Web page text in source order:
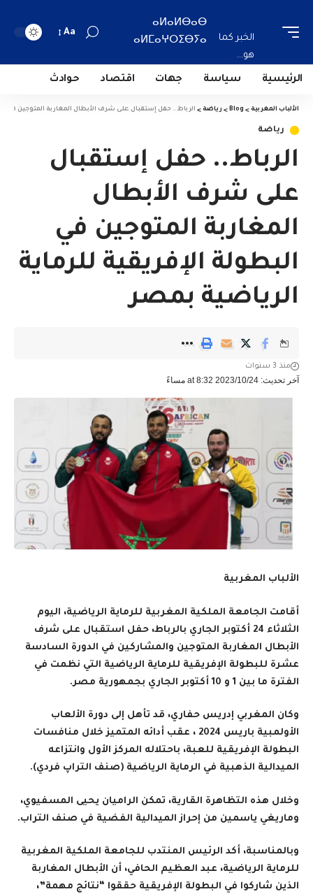
الخبر كما
هو...
ⴰⵍⴰⵍⴱⴰⴱ
ⴰⵍⵎⴰⵖⵔⵉⴱⵢⴰ
Aa
الرئيسية سياسة جهات اقتصاد حوادث
الألباب المغربية >
Blog
> رياضة > الرباط.. حفل إستقبال على شرف الأبطال المغاربة المتوجين في
رياضة
الرباط.. حفل إستقبال
على شرف الأبطال
المغاربة المتوجين في
البطولة الإفريقية للرماية
الرياضية بمصر
آخر تحديث: 2023/10/24 at 8:32 مساءً
منذ 3 سنوات
الألباب المغربية
أقامت الجامعة الملكية المغربية للرماية الرياضية، اليوم
الثلاثاء 24 أكتوبر الجاري بالرباط، حفل استقبال على شرف
الأبطال المغاربة المتوجين والمشاركين في الدورة السادسة
عشرة للبطولة الإفريقية للرماية الرياضية التي نظمت في
الفترة ما بين 1 و 10 أكتوبر الجاري بجمهورية مصر.
وكان المغربي إدريس حفاري، قد تأهل إلى دورة الألعاب
الأولمبية باريس 2024 ، عقب أدائه المتميز خلال منافسات
البطولة الإفريقية للعبة، باحتلاله المركز الأول وانتزاعه
الميدالية الذهبية في الرماية الرياضية (صنف التراپ فردي).
وخلال هذه التظاهرة القارية، تمكن الراميان يحيى المسفيوي،
وماريغي ياسمين من إحراز الميدالية الفضية في صنف التراب.
وبالمناسبة، أكد الرئيس المنتدب للجامعة الملكية المغربية
للرماية الرياضية، عبد العظيم الحافي، أن الأبطال المغاربة
الذين شاركوا في البطولة الإفريقية حققوا “نتائج مهمة”،